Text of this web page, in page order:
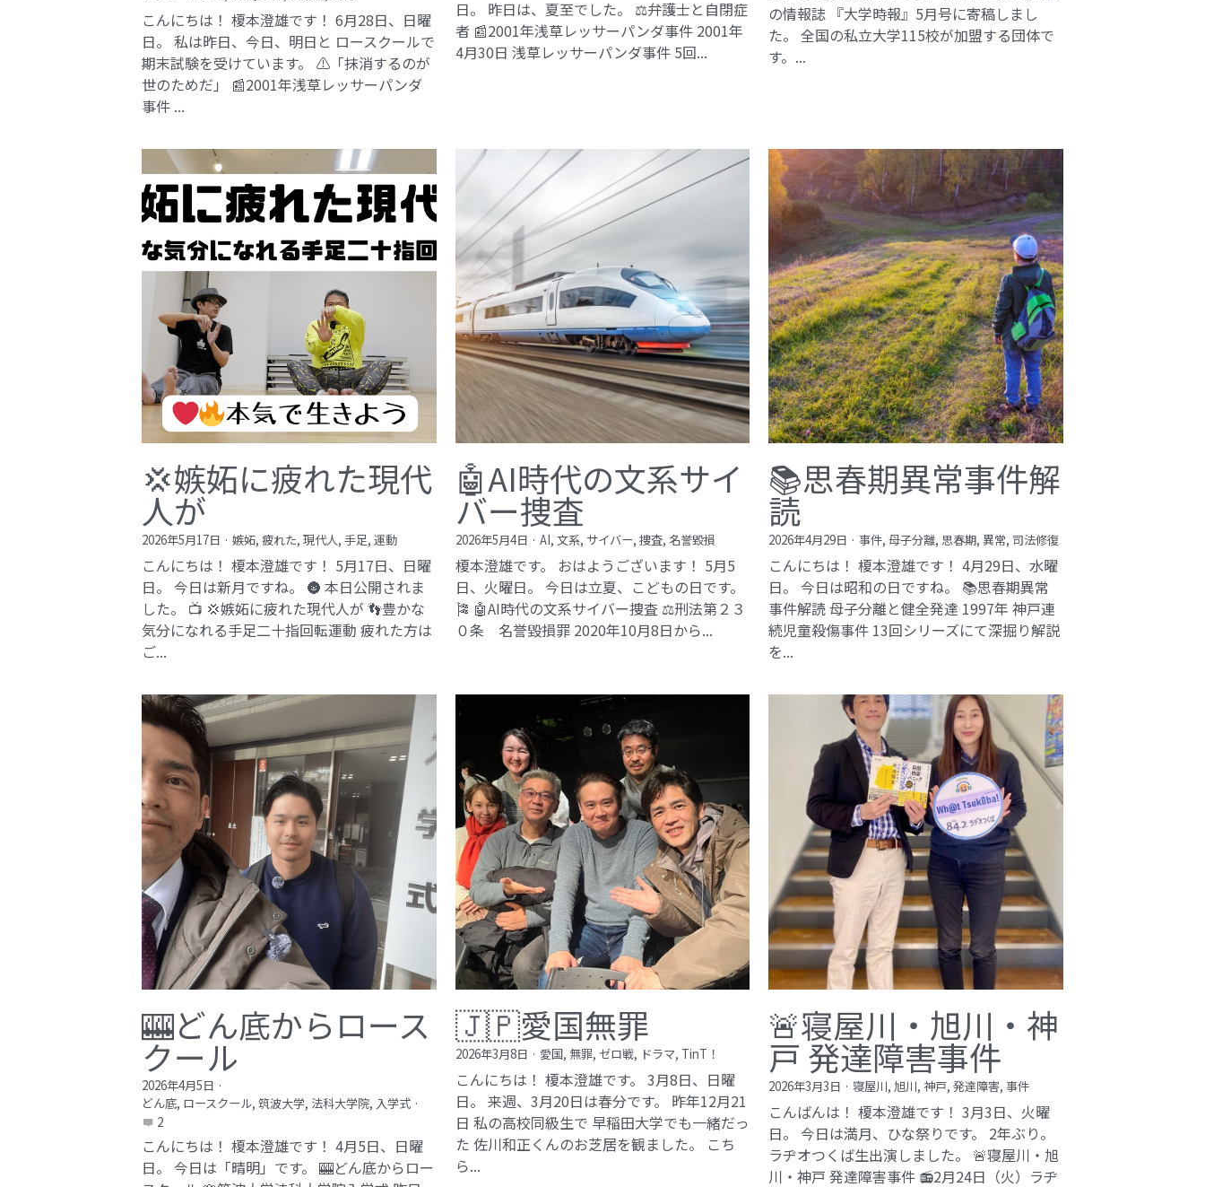
こんにちは！ 榎本澄雄です！ 6月28日、日曜
日。 私は昨日、今日、明日と ロースクールで
期末試験を受けています。 ⚠️「抹消するのが
世のためだ」 📰2001年浅草レッサーパンダ
事件​ ...
日。 昨日は、夏至でした。 ⚖️弁護士と自閉症
者 📰2001年浅草レッサーパンダ事件​ 2001年
4月30日 浅草レッサーパンダ事件 5回...
の情報誌 『大学時報』5月号に寄稿しまし
た。 全国の私立大学115校が加盟する団体で
す。...
💢嫉妬に疲れた現代
人が
2026年5月17日 ·嫉妬, 疲れた, 現代人, 手足, 運動
こんにちは！ 榎本澄雄です！ 5月17日、日曜
日。 今日は新月ですね。 🌚 本日公開されま
した。 📺 💢嫉妬に疲れた現代人が 👣豊かな
気分になれる手足二十指回転運動 疲れた方は
ご...
🤖AI時代の文系サイ
バー捜査
2026年5月4日 · AI, 文系, サイバー, 捜査, 名誉毀損
榎本澄雄です。 おはようございます！ 5月5
日、火曜日。 今日は立夏、こどもの日です。
🎏 🤖AI時代の文系サイバー捜査 ⚖️刑法第２３
０条 名誉毀損罪​ 2020年10月8日から...
📚思春期異常事件解
読
2026年4月29日 · 事件, 母子分離, 思春期, 異常, 司法修復
こんにちは！ 榎本澄雄です！ 4月29日、水曜
日。 今日は昭和の日ですね。 📚思春期異常
事件解読 母子分離と健全発達 1997年 神戸連
続児童殺傷事件 13回シリーズにて深掘り解説
を...
🎰どん底からロース
クール
2026年4月5日 ·
どん底, ロースクール, 筑波大学, 法科大学院, 入学式 ·
2
こんにちは！ 榎本澄雄です！ 4月5日、日曜
日。 今日は「晴明」です。 🎰どん底からロー
🇯🇵愛国無罪
2026年3月8日 · 愛国, 無罪, ゼロ戦, ドラマ, TinT！
こんにちは！ 榎本澄雄です。 3月8日、日曜
日。 来週、3月20日は春分です。 昨年12月21
日 私の高校同級生で 早稲田大学でも一緒だっ
た 佐川和正くんのお芝居を観ました。 こち
ら...
🚨寝屋川・旭川・神
戸 発達障害事件
2026年3月3日 · 寝屋川, 旭川, 神戸, 発達障害, 事件
こんばんは！ 榎本澄雄です！ 3月3日、火曜
日。 今日は満月、ひな祭りです。 2年ぶり。
ラヂオつくば生出演しました。 🚨寝屋川・旭
川・神戸 発達障害事件 📻2月24日（火）ラヂ